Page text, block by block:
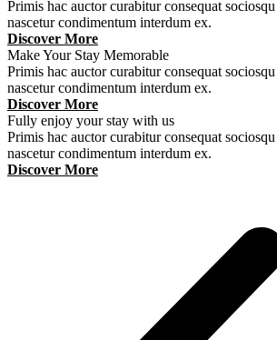
Primis hac auctor curabitur consequat
nascetur condimentum interdum ex.
Discover More
Make Your Stay Memorable
Primis hac auctor curabitur consequat
nascetur condimentum interdum ex.
Discover More
Fully enjoy your stay with us
Primis hac auctor curabitur consequat
nascetur condimentum interdum ex.
Discover More